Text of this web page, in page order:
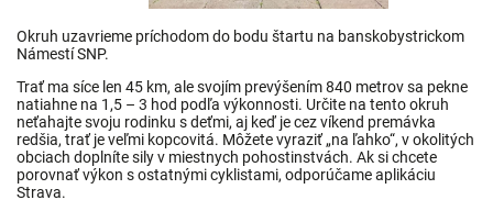
Okruh uzavrieme príchodom do bodu štartu na banskobystrickom
Námestí SNP.
Trať ma síce len 45 km, ale svojím prevýšením 840 metrov sa pekne
natiahne na 1,5 – 3 hod podľa výkonnosti. Určite na tento okruh
neťahajte svoju rodinku s deťmi, aj keď je cez víkend premávka
redšia, trať je veľmi kopcovitá. Môžete vyraziť „na ľahko“, v okolitých
obciach doplníte sily v miestnych pohostinstvách. Ak si chcete
porovnať výkon s ostatnými cyklistami, odporúčame aplikáciu
Strava.